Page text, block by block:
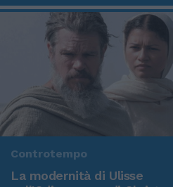
Controtempo
La modernità di Ulisse